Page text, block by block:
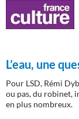
L’eau, une
Pour LSD, Rémi
ou pas, du robinet,
en plus nombreux.